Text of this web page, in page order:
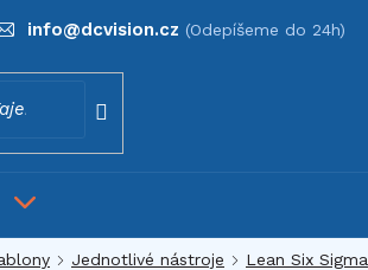
info@dcvision.cz
Jednotlivé nástroje Lean Six Sigma